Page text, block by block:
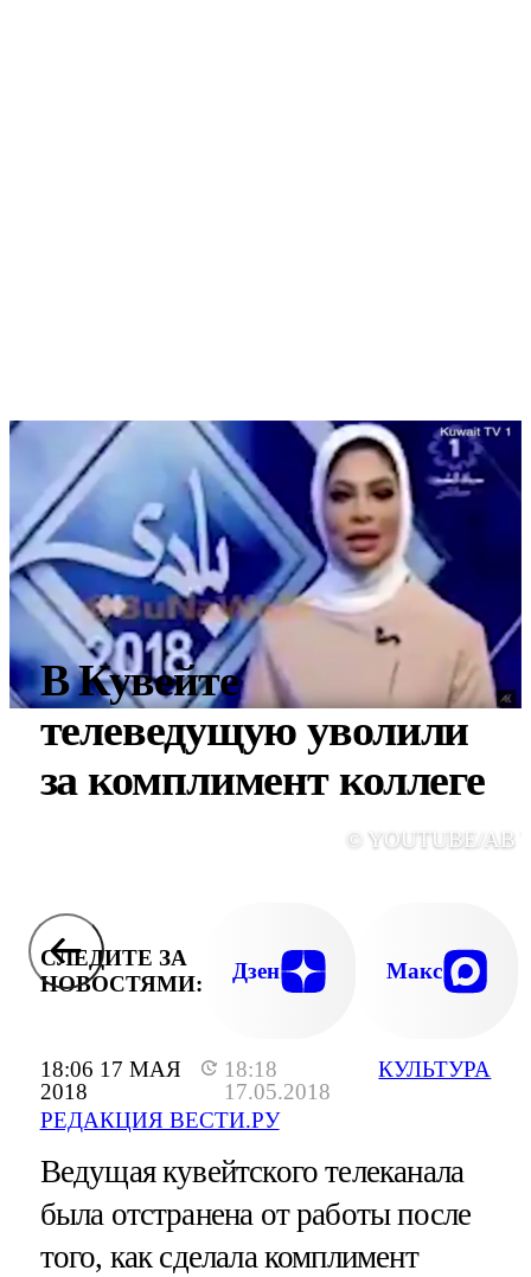
18:06 17 МАЯ
2018
18:18
17.05.2018
РЕДАКЦИЯ ВЕСТИ.РУ
КУЛЬТУРА
В Кувейте
телеведущую уволили
за комплимент коллеге
© YOUTUBE/AB
СЛЕДИТЕ ЗА
НОВОСТЯМИ:
Дзен Макс
Ведущая кувейтского телеканала
была отстранена от работы после
того, как сделала комплимент